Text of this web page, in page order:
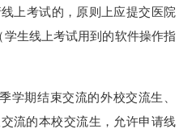
上考试的，原则上应提交医院
生线上考试用到的软件操作指
学期结束交流的外校交流生、
流的本校交流生，允许申请线